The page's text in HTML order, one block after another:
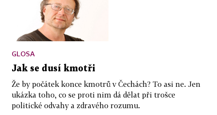
GLOSA
Jak se dusí kmotři
Že by počátek konce kmotrů v Čechách? To asi ne. Jen
ukázka toho, co se proti nim dá dělat při trošce
politické odvahy a zdravého rozumu.